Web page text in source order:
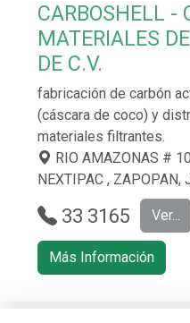
CARBOSHELL -
MATERIALES
DE C.V.
fabricación de carbón
(cáscara de coco) y
materiales filtrantes.
RIO AMAZONAS #
NEXTIPAC , ZAPOPAN,
33 3165
6480 Y 33
3624 4625
Ver...
Más Información